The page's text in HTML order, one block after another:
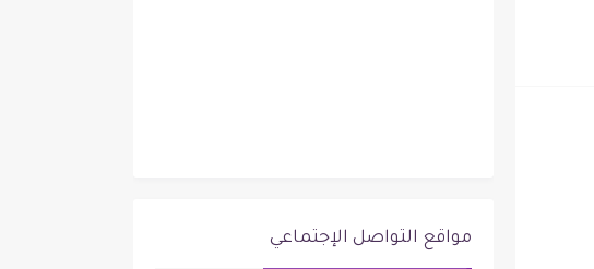
مواقع التواصل الإجتماعي